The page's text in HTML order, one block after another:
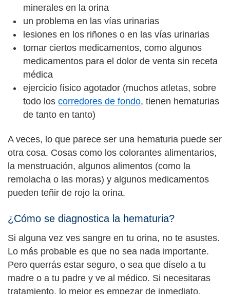
minerales en la orina
un problema en las vías urinarias
lesiones en los riñones o en las vías urinarias
tomar ciertos medicamentos, como algunos
medicamentos para el dolor de venta sin receta
médica
ejercicio físico agotador (muchos atletas, sobre
todo los corredores de fondo, tienen hematurias
de tanto en tanto)
A veces, lo que parece ser una hematuria puede ser
otra cosa. Cosas como los colorantes alimentarios,
la menstruación, algunos alimentos (como la
remolacha o las moras) y algunos medicamentos
pueden teñir de rojo la orina.
¿Cómo se diagnostica la hematuria?
Si alguna vez ves sangre en tu orina, no te asustes.
Lo más probable es que no sea nada importante.
Pero querrás estar seguro, o sea que díselo a tu
madre o a tu padre y ve al médico. Si necesitaras
tratamiento, lo mejor es empezar de inmediato.